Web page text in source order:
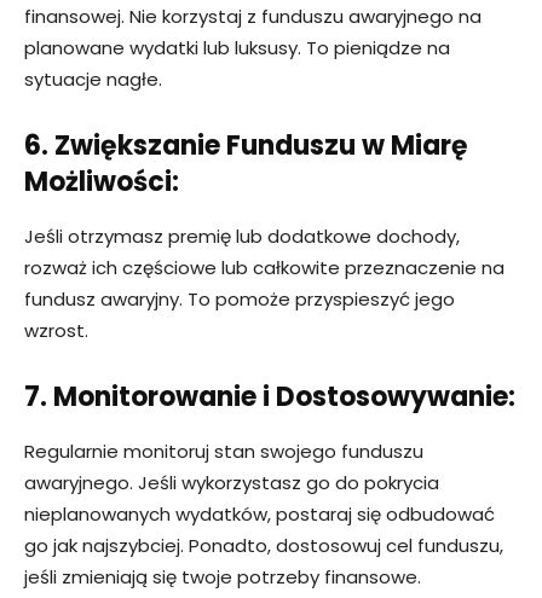
finansowej. Nie korzystaj z funduszu awaryjnego na
planowane wydatki lub luksusy. To pieniądze na
sytuacje nagłe.
6. Zwiększanie Funduszu w Miarę
Możliwości:
Jeśli otrzymasz premię lub dodatkowe dochody,
rozważ ich częściowe lub całkowite przeznaczenie na
fundusz awaryjny. To pomoże przyspieszyć jego
wzrost.
7. Monitorowanie i Dostosowywanie:
Regularnie monitoruj stan swojego funduszu
awaryjnego. Jeśli wykorzystasz go do pokrycia
nieplanowanych wydatków, postaraj się odbudować
go jak najszybciej. Ponadto, dostosowuj cel funduszu,
jeśli zmieniają się twoje potrzeby finansowe.